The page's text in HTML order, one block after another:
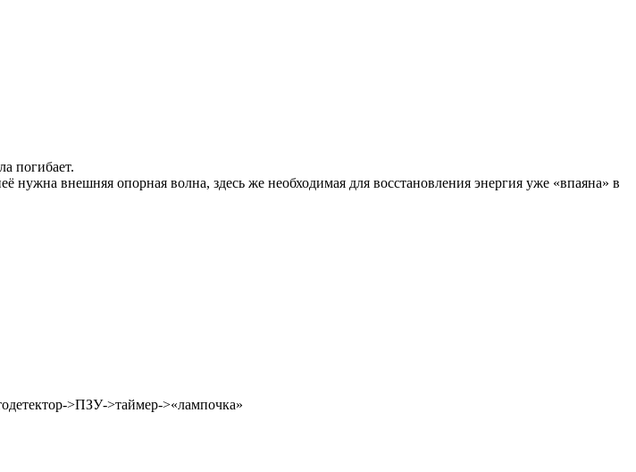
погибает.
нужна внешняя опорная волна, здесь же необходимая для восстановления энергия уже «впаяна» в
>ПЗУ->таймер->«лампочка»